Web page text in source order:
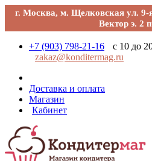
г. Москва, м. Щелковская ул.
Вектор э. 2
+7 (903) 798-21-16
с 10 до
zakaz@konditermag.ru
Доставка и оплата
Магазин
Кабинет